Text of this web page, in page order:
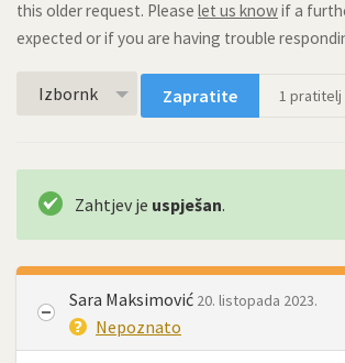
this older request. Please let us knowif a
expected or if you are having trouble
Izbornk Zapratite 1 pratitelj
Zahtjev je uspješan.
Sara Maksimović 20. listopada 2023.
Nepoznato